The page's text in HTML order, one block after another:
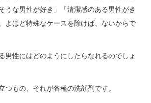
うな男性が好き」「清潔感のある男性がき
よほど特殊なケースを除けば、ないからで
男性にはどのようにしたらなれるのでしょ
つもの、それが各種の洗顔剤です。